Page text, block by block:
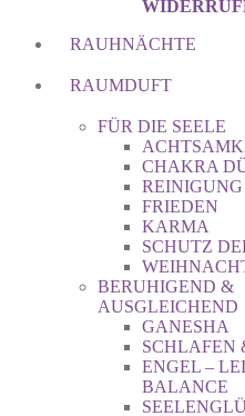
RAUHNÄCHTE
RAUMDUFT
FÜR DIE SEELE
CHAKRA
FRIEDEN
KARMA
SCHUTZ
BERUHIGEND &
AUSGLEICHEND
GANESHA
SCHLAFEN
ENGEL –
BALANCE